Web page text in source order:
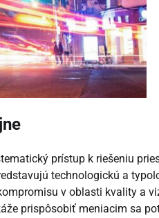
prístup k riešeniu
technologickú a
v oblasti kvality a
prispôsobiť meniacim sa